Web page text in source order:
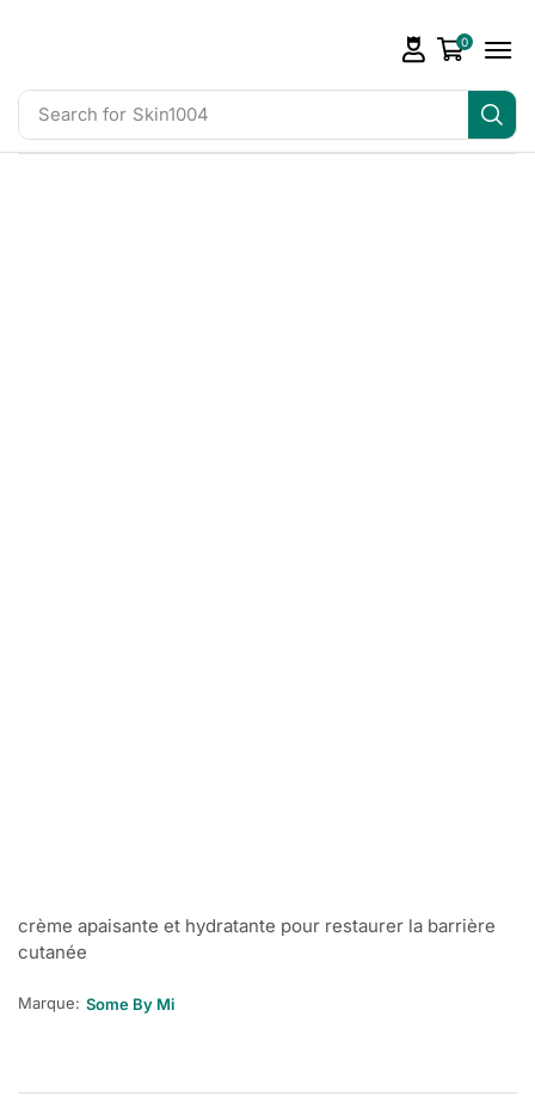
Search for Skin1004
0
crème apaisante et hydratante pour restaurer la barrière
cutanée
Marque: Some By Mi